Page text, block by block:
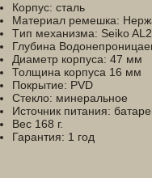
Корпус: сталь
Материал ремешка:
Tип механизма: Seiko
Глубина
Диаметр корпуса: 47 мм
Толщина корпуса 16 мм
Покрытие: PVD
Стекло: минеральное
Источник питания:
Вес 168 г.
Гарантия: 1 год